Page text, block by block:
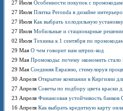
27 Июля Особенности покупок с
27 Июля Плитка Peronda в дизайне
27 Июля Как выбрать холодильную
27 Июля Мобильные и стационарные
02 Июля Техника к 1 сентября по
29 Мая О чем говорит нам штрих-код
29 Мая Промокоды: почему экономить
29 Мая Соединяя Евразию, стимулируя
30 Апреля Открытие компании в Киргизии
27 Апреля Советы по подбору цвета краски
23 Апреля Финансовая устойчивость
16 Апреля Как выбрать кредитную карту